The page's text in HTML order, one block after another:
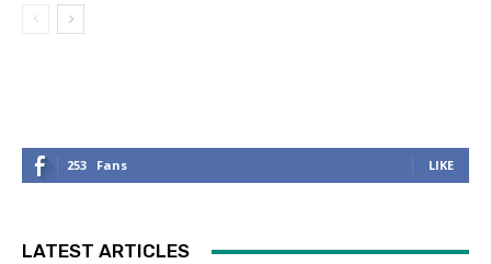
253 Fans LIKE
LATEST ARTICLES